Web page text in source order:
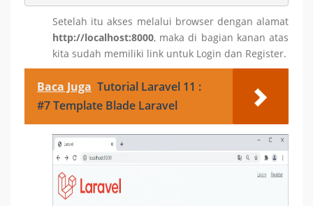
Setelah itu akses melalui browser dengan alamat
http://localhost:8000, maka di bagian kanan atas
kita sudah memiliki link untuk Login dan Register.
Baca Juga Tutorial Laravel 11 :
#7 Template Blade Laravel